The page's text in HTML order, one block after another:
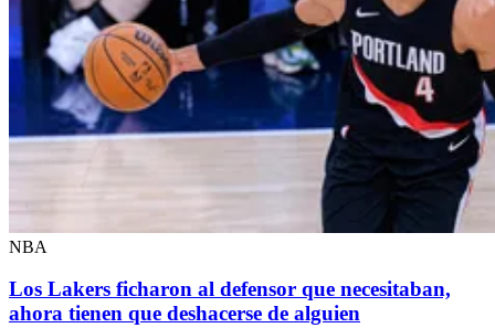
NBA
Los Lakers ficharon al defensor que necesitaban,
ahora tienen que deshacerse de alguien